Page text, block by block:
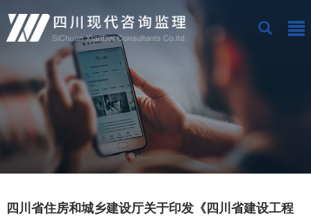
四川省住房和城乡建设厅关于印发《四川省建设工程